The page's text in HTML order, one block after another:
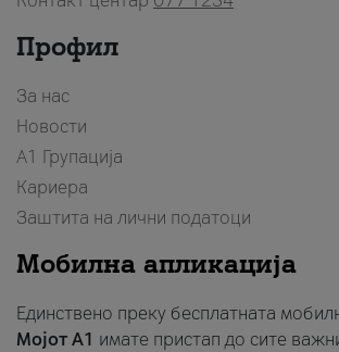
Профил
За нас
Новости
А1 Групација
Кариера
Заштита на лични податоци
Мобилна апликација
Единствено преку бесплатната
Мојот A1 имате пристап до сите